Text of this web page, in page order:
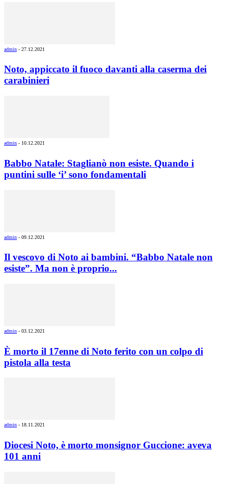
admin - 27.12.2021
Noto, appiccato il fuoco davanti alla caserma dei
carabinieri
admin - 10.12.2021
Babbo Natale: Staglianò non esiste. Quando i
puntini sulle ‘i’ sono fondamentali
admin - 09.12.2021
Il vescovo di Noto ai bambini. “Babbo Natale non
esiste”. Ma non è proprio...
admin - 03.12.2021
È morto il 17enne di Noto ferito con un colpo di
pistola alla testa
admin - 18.11.2021
Diocesi Noto, è morto monsignor Guccione: aveva
101 anni